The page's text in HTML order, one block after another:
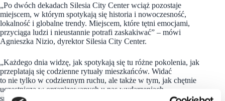
„Po dwóch dekadach Silesia City Center wciąż pozostaje
miejscem, w którym spotykają się historia i nowoczesność,
lokalność i globalne trendy. Miejscem, które tętni emocjami,
przyciąga ludzi i nieustannie potrafi zaskakiwać” – mówi
Agnieszka Nizio, dyrektor Silesia City Center.
„Każdego dnia widzę, jak spotykają się tu różne pokolenia, jak
przeplatają się codzienne rytuały mieszkańców. Widać
to nie tylko w codziennym ruchu, ale także w tym, jak chętnie
uczestniczą w organizowanych u nas wydarzeniach
specjalnych, różnego rodzaju akcjach, eventach. To wszystko